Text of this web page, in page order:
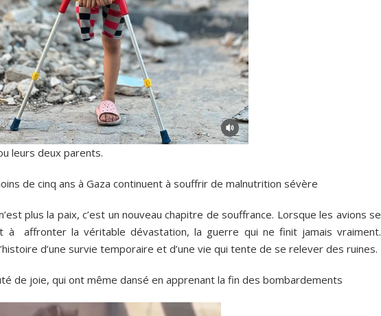
leurs deux parents.
de cinq ans à Gaza continuent à souffrir de malnutrition sévère
plus la paix, c’est un nouveau chapitre de souffrance. Lorsque les avions se
à affronter la véritable dévastation, la guerre qui ne finit jamais vraiment.
d’une survie temporaire et d’une vie qui tente de se relever des ruines.
de joie, qui ont même dansé en apprenant la fin des bombardements